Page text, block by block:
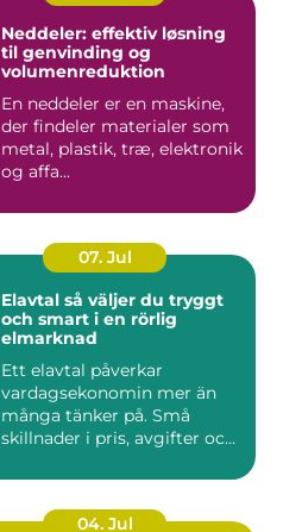
Neddeler: effektiv løsning
til genvinding og
volumenreduktion
En neddeler er en maskine,
der findeler materialer som
metal, plastik, træ, elektronik
og affa...
07. Jul
Elavtal så väljer du tryggt
och smart i en rörlig
elmarknad
Ett elavtal påverkar
vardagsekonomin mer än
många tänker på. Små
skillnader i pris, avgifter och
04. Jul